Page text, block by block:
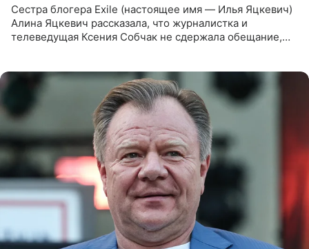
Сестра блогера Exile (настоящее имя — Илья Яцкевич)
Алина Яцкевич рассказала, что журналистка и
телеведущая Ксения Собчак не сдержала обещание,